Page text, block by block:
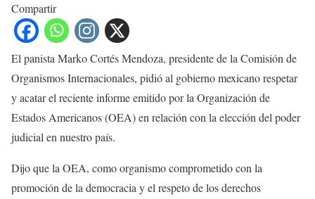
Compartir
El panista Marko Cortés Mendoza, presidente de la Comisión de
Organismos Internacionales, pidió al gobierno mexicano respetar
y acatar el reciente informe emitido por la Organización de
Estados Americanos (OEA) en relación con la elección del poder
judicial en nuestro país.
Dijo que la OEA, como organismo comprometido con la
promoción de la democracia y el respeto de los derechos